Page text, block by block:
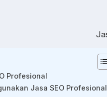
Profesional
Jasa SEO Profesional